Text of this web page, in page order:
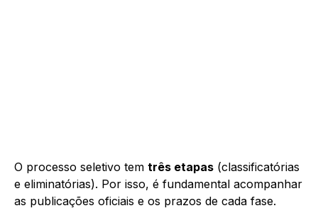
O processo seletivo tem três etapas (classificatórias
e eliminatórias). Por isso, é fundamental acompanhar
as publicações oficiais e os prazos de cada fase.